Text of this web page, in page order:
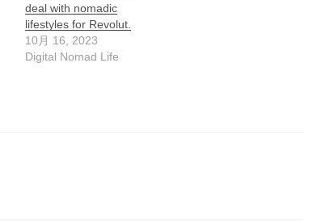
deal with nomadic
lifestyles for Revolut.
10月 16, 2023
Digital Nomad Life